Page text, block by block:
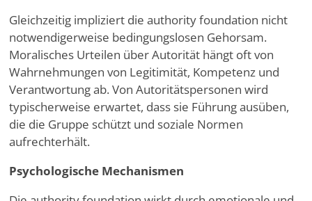
Gleichzeitig impliziert die authority foundation nicht
notwendigerweise bedingungslosen Gehorsam.
Moralisches Urteilen über Autorität hängt oft von
Wahrnehmungen von Legitimität, Kompetenz und
Verantwortung ab. Von Autoritätspersonen wird
typischerweise erwartet, dass sie Führung ausüben,
die die Gruppe schützt und soziale Normen
aufrechterhält.
Psychologische Mechanismen